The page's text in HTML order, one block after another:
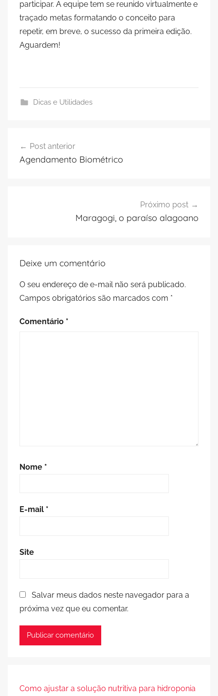
participar. A equipe tem se reunido virtualmente e
traçado metas formatando o conceito para
repetir, em breve, o sucesso da primeira edição.
Aguardem!
Dicas e Utilidades
de
Post anterior
Agendamento Biométrico
Próximo post
Maragogi, o paraíso alagoano
Deixe um comentário
O seu endereço de e-mail não será publicado.
Campos obrigatórios são marcados com *
Comentário *
Nome *
E-mail *
Site
Salvar meus dados neste navegador para a
próxima vez que eu comentar.
Como ajustar a solução nutritiva para hidroponia